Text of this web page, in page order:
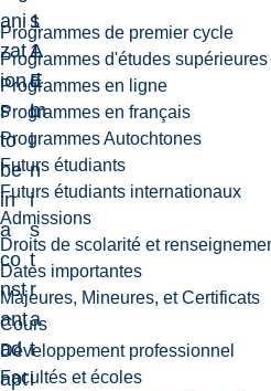
Programmes de premier cycle
Programmes d'études supérieures
Programmes en ligne
Programmes en français
Programmes Autochtones
Futurs étudiants
Futurs étudiants internationaux
Admissions
Droits de scolarité et
Dates importantes
Majeures, Mineures, et Certificats
Cours
Développement professionnel
Facultés et écoles
ani
zat
ion
s
to
be
in
a
co
nst
ant
ad
apt
1
1
E
L
s
A
d
m
i
n
i
s
t
r
a
t
i